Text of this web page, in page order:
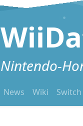
Nintendo-
News Wiki Switch